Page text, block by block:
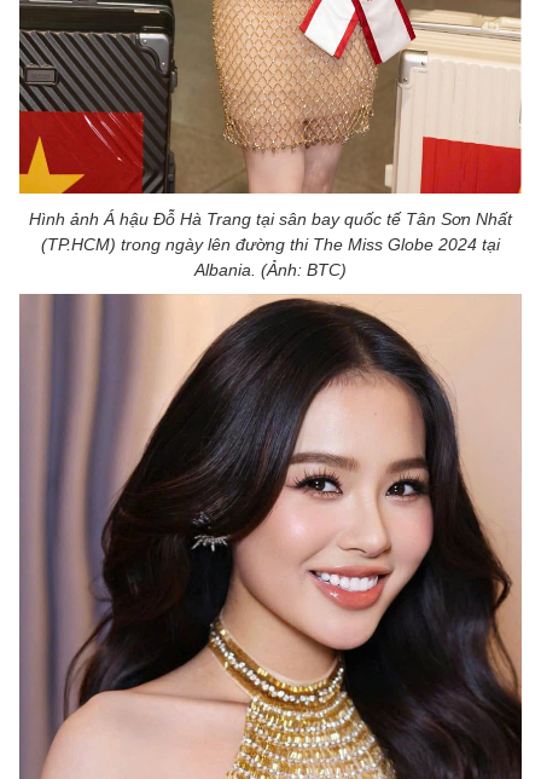
Hình ảnh Á hậu Đỗ Hà Trang tại sân bay quốc tế Tân Sơn Nhất
(TP.HCM) trong ngày lên đường thi The Miss Globe 2024 tại
Albania. (Ảnh: BTC)